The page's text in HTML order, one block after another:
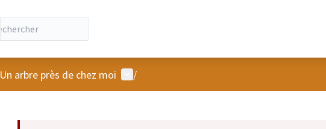
Un arbre près de chez moi Menu utilisateur
/